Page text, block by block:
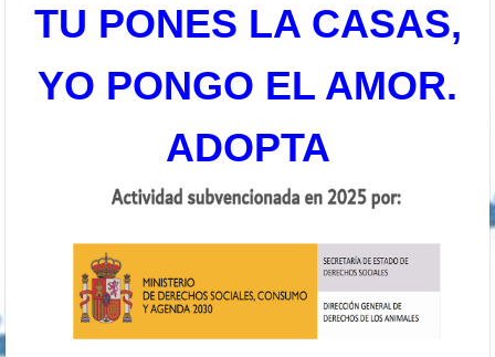
TU PONES LA CASAS,
YO PONGO EL AMOR.
ADOPTA